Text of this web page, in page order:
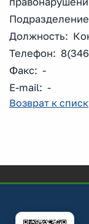
Должность:
Телефон:
Факс: -
E-mail: -
Возврат к